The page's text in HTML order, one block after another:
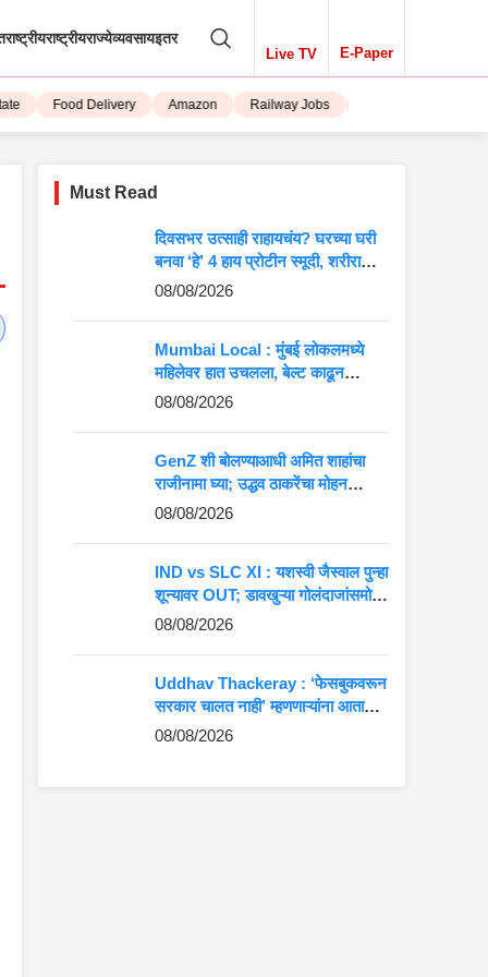
राष्ट्रीयराज्येव्यवसायइतर
Live TV E-Paper
Food Delivery Amazon Railway Jobs iPhone 15
Must Read
दिवसभर उत्साही राहायचंय? घरच्या घरी
बनवा ‘हे’ 4 हाय प्रोटीन स्मूदी, शरीराला
मिळेल भरपूर ऊर्जा
08/08/2026
Mumbai Local : मुंबई लोकलमध्ये
महिलेवर हात उचलला, बेल्ट काढून
धमकावलं; आरोपीला अटक
08/08/2026
GenZ शी बोलण्याआधी अमित शाहांचा
राजीनामा घ्या; उद्धव ठाकरेंचा मोहन
भागवतांना खोचक टोला
08/08/2026
IND vs SLC XI : यशस्वी जैस्वाल पुन्हा
शून्यावर OUT; डावखुऱ्या गोलंदाजांसमोर
पोलखोल!
08/08/2026
Uddhav Thackeray : ‘फेसबुकवरून
सरकार चालत नाही’ म्हणणाऱ्यांना आता
इन्स्टाग्रामवरून देश चालवण्याची वेळ;
08/08/2026